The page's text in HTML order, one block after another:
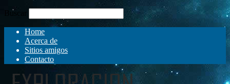
Buscar
Home
Acerca de
Sitios amigos
Contacto